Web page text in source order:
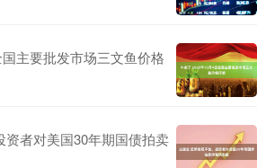
主要批发市场三文鱼价格
者对美国30年期国债拍卖